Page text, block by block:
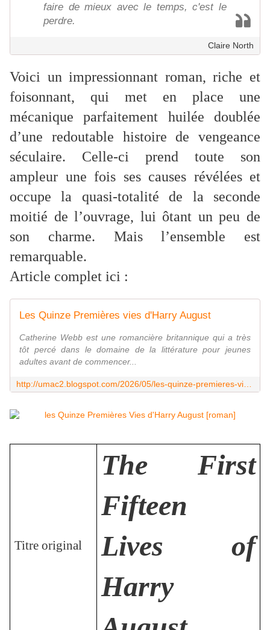
faire de mieux avec le temps, c'est le
perdre.
Claire North
Voici un impressionnant roman, riche et
foisonnant, qui met en place une
mécanique parfaitement huilée doublée
d’une redoutable histoire de vengeance
séculaire. Celle-ci prend toute son
ampleur une fois ses causes révélées et
occupe la quasi-totalité de la seconde
moitié de l’ouvrage, lui ôtant un peu de
son charme. Mais l’ensemble est
remarquable.
Article complet ici :
Les Quinze Premières vies d'Harry August
Catherine Webb est une romancière britannique qui a très
tôt percé dans le domaine de la littérature pour jeunes
adultes avant de commencer...
Titre original
The First
Fifteen
Lives of
Harry